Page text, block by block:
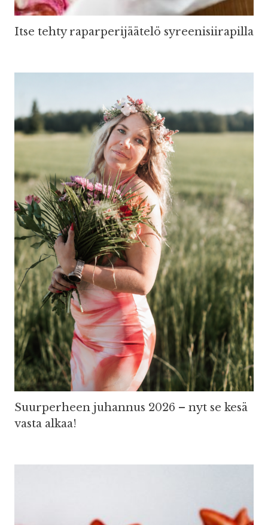
Itse tehty raparperijäätelö syreenisiirapilla
Suurperheen juhannus 2026 – nyt se kesä
vasta alkaa!